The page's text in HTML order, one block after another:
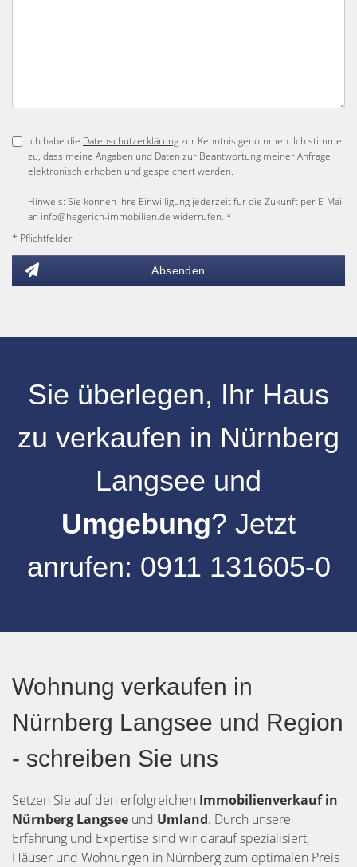
Ich habe die Datenschutzerklärungzur Kenntnis genommen. Ich stimme
zu, dass meine Angaben und Daten zur Beantwortung meiner Anfrage
elektronisch erhoben und gespeichert werden.
Hinweis: Sie können Ihre Einwilligung jederzeit für die Zukunft per E-Mail
an info@hegerich-immobilien.de widerrufen. *
* Pflichtfelder
Absenden
Sie überlegen, Ihr Haus
zu verkaufen in Nürnberg
Langsee und
Umgebung? Jetzt
anrufen: 0911 131605-0
Wohnung verkaufen in
Nürnberg Langsee und Region
- schreiben Sie uns
Setzen Sie auf den erfolgreichen Immobilienverkauf in
Nürnberg Langsee und Umland. Durch unsere
Erfahrung und Expertise sind wir darauf spezialisiert,
Häuser und Wohnungen in Nürnberg zum optimalen Preis